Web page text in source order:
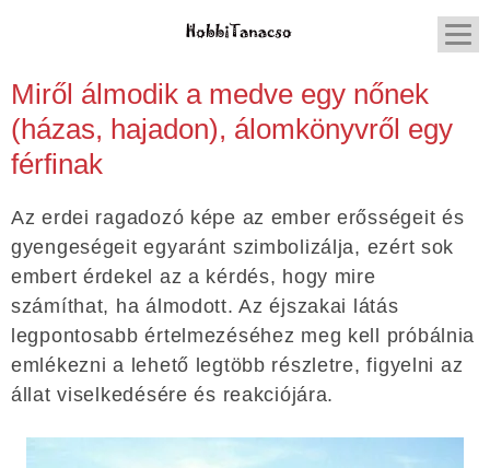
Miről álmodik a medve egy nőnek
(házas, hajadon), álomkönyvről egy
férfinak
Az erdei ragadozó képe az ember erősségeit és
gyengeségeit egyaránt szimbolizálja, ezért sok
embert érdekel az a kérdés, hogy mire
számíthat, ha álmodott. Az éjszakai látás
legpontosabb értelmezéséhez meg kell próbálnia
emlékezni a lehető legtöbb részletre, figyelni az
állat viselkedésére és reakciójára.